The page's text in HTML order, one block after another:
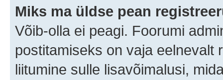
Miks ma üldse pean
Võib-olla ei peagi. Foorumi
postitamiseks on vaja eelnevalt
liitumine sulle lisavõimalusi,